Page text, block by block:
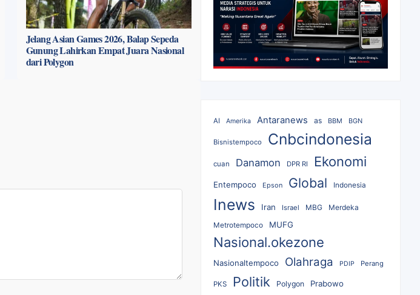
Jelang Asian Games 2026, Balap Sepeda
Gunung Lahirkan Empat Juara Nasional
dari Polygon
AI Amerika Antaranews as BBM BGN
Bisnistempoco Cnbcindonesia
cuan Danamon DPR RI Ekonomi
Entempoco Epson Global Indonesia
Inews Iran Israel MBG Merdeka
Metrotempoco MUFG
Nasional.okezone
Nasionaltempoco Olahraga PDIP Perang
PKS Politik Polygon Prabowo